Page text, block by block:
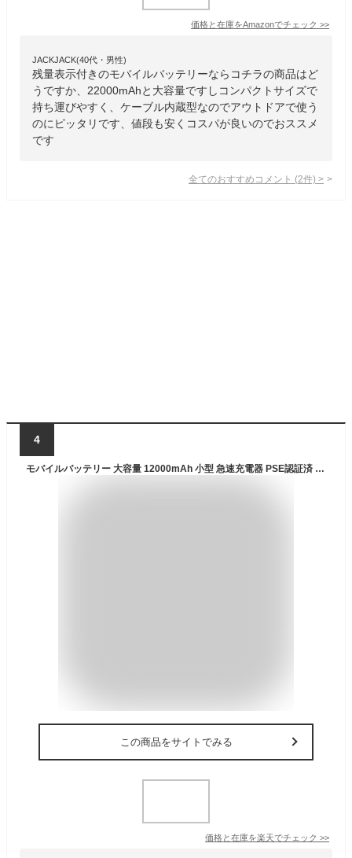
価格と在庫をAmazonでチェック >>
JACKJACK(40代・男性)
残量表示付きのモバイルバッテリーならコチラの商品はど
うですか、22000mAhと大容量ですしコンパクトサイズで
持ち運びやすく、ケーブル内蔵型なのでアウトドアで使う
のにピッタリです、値段も安くコスパが良いのでおススメ
です
全てのおすすめコメント (2件) >
4
モバイルバッテリー 大容量 12000mAh 小型 急速充電器 PSE認証済 LED残量表示 2台同時充電 携帯充電器 安定 耐久性 スマホ充電器 iPhone、iPad、Android各種対応 USB出力ポート 停電対策 旅行/通勤通学/出張 回路保護 機内持ち込み ゆうパケット 送料無料
この商品をサイトでみる
価格と在庫を楽天でチェック >>